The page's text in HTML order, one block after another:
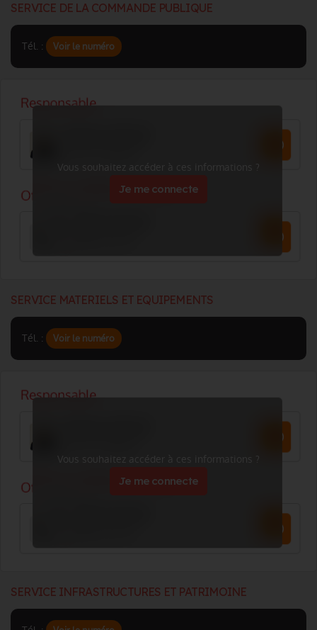
SERVICE DE LA COMMANDE PUBLIQUE
Tél. : Voir le numéro
Vous souhaitez accéder à ces informations ?
Je me connecte
SERVICE MATERIELS ET EQUIPEMENTS
Tél. : Voir le numéro
Vous souhaitez accéder à ces informations ?
Je me connecte
SERVICE INFRASTRUCTURES ET PATRIMOINE